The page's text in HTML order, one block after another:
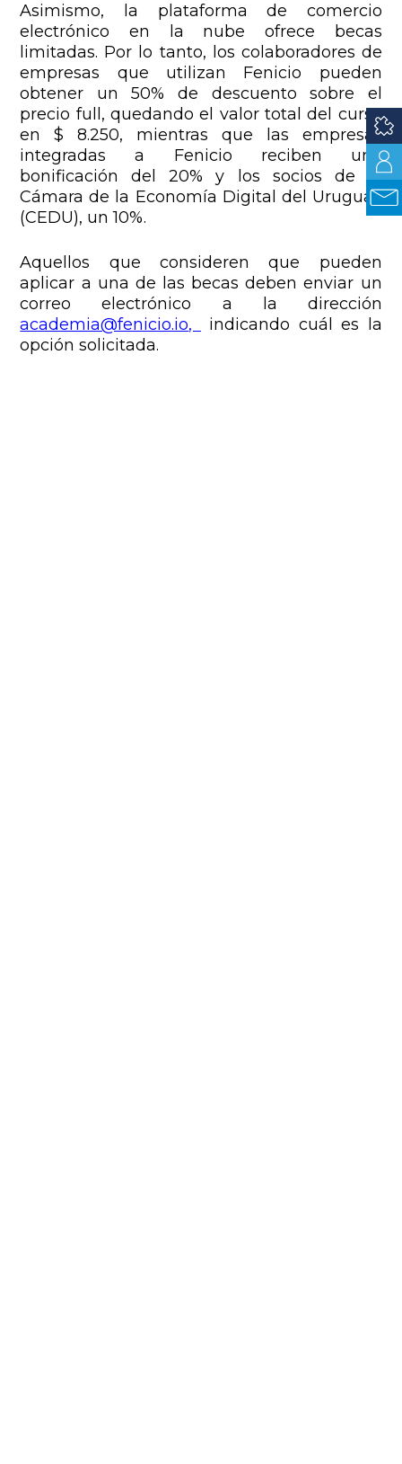
Asimismo, la plataforma de comercio
electrónico en la nube ofrece becas
limitadas. Por lo tanto, los colaboradores de
empresas que utilizan Fenicio pueden
obtener un 50% de descuento sobre el
precio full, quedando el valor total del curso
en $ 8.250, mientras que las empresas
integradas a Fenicio reciben una
bonificación del 20% y los socios de la
Cámara de la Economía Digital del Uruguay
(CEDU), un 10%.
Aquellos que consideren que pueden
aplicar a una de las becas deben enviar un
correo electrónico a la dirección
academia@fenicio.io,
indicando cuál es la
opción solicitada.